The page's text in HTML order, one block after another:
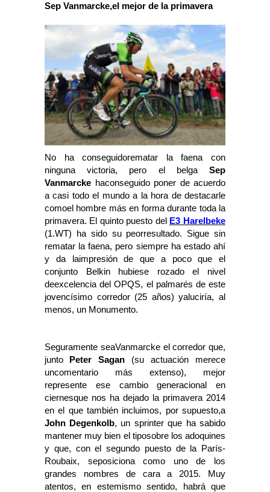
Sep Vanmarcke,el mejor de la primavera
No ha conseguidorematar la faena con
ninguna victoria, pero el belga Sep
Vanmarcke haconseguido poner de acuerdo
a casi todo el mundo a la hora de destacarle
comoel hombre más en forma durante toda la
primavera. El quinto puesto del
E3 Harelbeke
(1.WT) ha sido su peorresultado. Sigue sin
rematar la faena, pero siempre ha estado ahí
y da laimpresión de que a poco que el
conjunto Belkin hubiese rozado el nivel
deexcelencia del OPQS, el palmarés de este
jovencísimo corredor (25 años) yaluciría, al
menos, un Monumento.
Seguramente seaVanmarcke el corredor que,
junto
Peter Sagan (su actuación merece
uncomentario más extenso), mejor
represente ese cambio generacional en
ciernesque nos ha dejado la primavera 2014
en el que también incluimos, por supuesto,a
John Degenkolb, un sprinter que ha sabido
mantener muy bien el tiposobre los adoquines
y que, con el segundo puesto de la París-
Roubaix, seposiciona como uno de los
grandes nombres de cara a 2015. Muy
atentos, en estemismo sentido, habrá que